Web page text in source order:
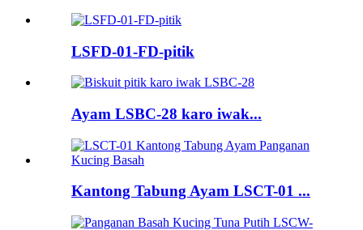
LSFD-01-FD-pitik
Ayam LSBC-28 karo iwak...
Kantong Tabung Ayam LSCT-01 ...